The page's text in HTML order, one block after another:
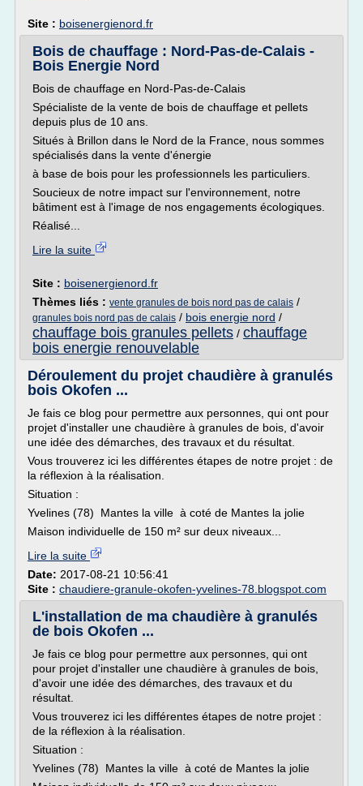
Site : boisenergienord.fr
Bois de chauffage : Nord-Pas-de-Calais -
Bois Energie Nord
Bois de chauffage en Nord-Pas-de-Calais
Spécialiste de la vente de bois de chauffage et pellets
depuis plus de 10 ans.
Situés à Brillon dans le Nord de la France, nous sommes
spécialisés dans la vente d'énergie
à base de bois pour les professionnels les particuliers.
Soucieux de notre impact sur l'environnement, notre
bâtiment est à l'image de nos engagements écologiques.
Réalisé...
Lire la suite
Site : boisenergienord.fr
Thèmes liés : vente granules de bois nord pas de calais /
granules bois nord pas de calais / bois energie nord /
chauffage bois granules pellets / chauffage
bois energie renouvelable
Déroulement du projet chaudière à granulés
bois Okofen ...
Je fais ce blog pour permettre aux personnes, qui ont pour
projet d'installer une chaudière à granules de bois, d'avoir
une idée des démarches, des travaux et du résultat.
Vous trouverez ici les différentes étapes de notre projet : de
la réflexion à la réalisation.
Situation :
Yvelines (78) Mantes la ville à coté de Mantes la jolie
Maison individuelle de 150 m² sur deux niveaux...
Lire la suite
Date: 2017-08-21 10:56:41
Site : chaudiere-granule-okofen-yvelines-78.blogspot.com
L'installation de ma chaudière à granulés
de bois Okofen ...
Je fais ce blog pour permettre aux personnes, qui ont
pour projet d'installer une chaudière à granules de bois,
d'avoir une idée des démarches, des travaux et du
résultat.
Vous trouverez ici les différentes étapes de notre projet :
de la réflexion à la réalisation.
Situation :
Yvelines (78) Mantes la ville à coté de Mantes la jolie